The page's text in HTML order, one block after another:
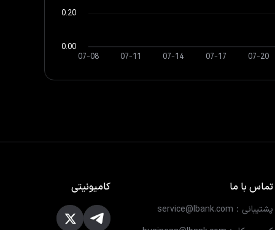
تماس با ما
پشتیبانی：service@lbank.com
کامیونیتی